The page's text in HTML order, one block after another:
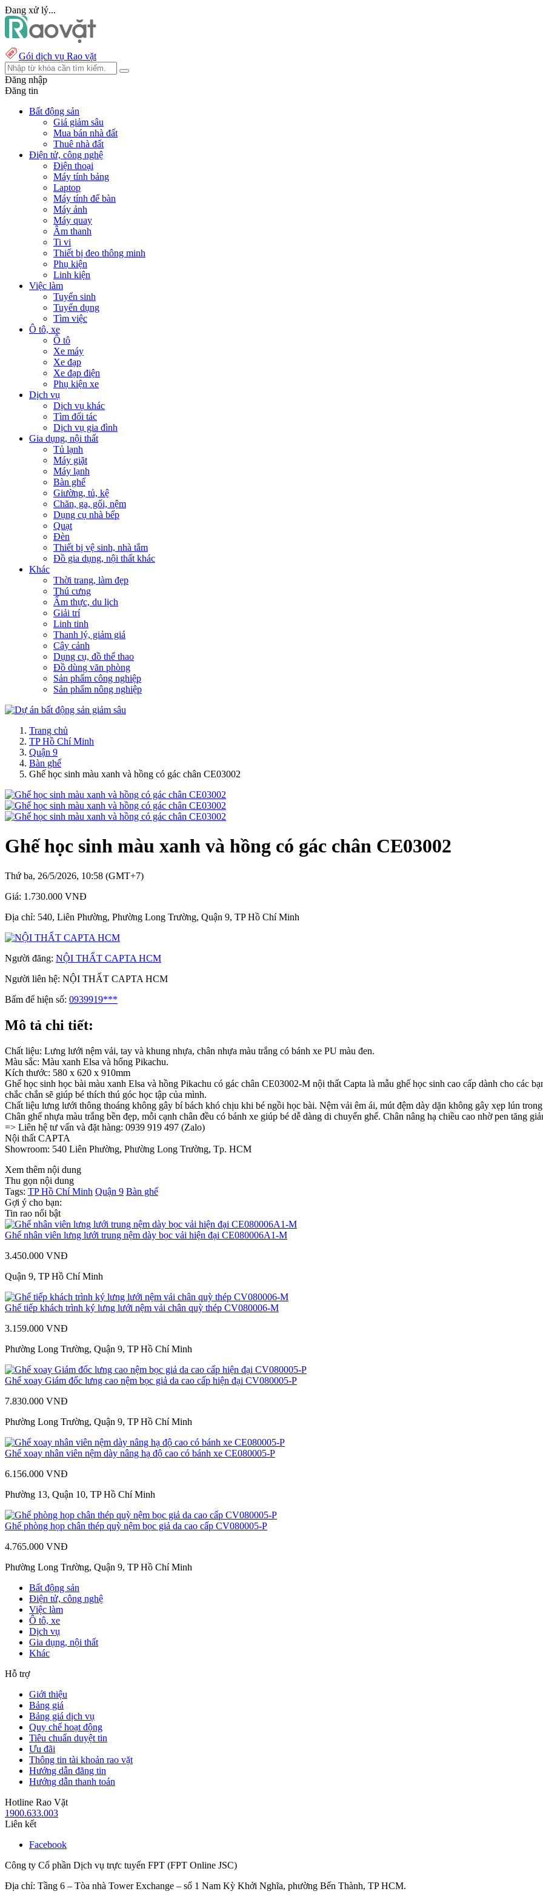
Đang xử lý...
Gói dịch vụ Rao vặt
Đăng nhập
Đăng tin
Bất động sản
Giá giảm sâu
Mua bán nhà đất
Thuê nhà đất
Điện tử, công nghệ
Điện thoại
Máy tính bảng
Laptop
Máy tính để bàn
Máy ảnh
Máy quay
Âm thanh
Ti vi
Thiết bị đeo thông minh
Phụ kiện
Linh kiện
Việc làm
Tuyển sinh
Tuyển dụng
Tìm việc
Ô tô, xe
Ô tô
Xe máy
Xe đạp
Xe đạp điện
Phụ kiện xe
Dịch vụ
Dịch vụ khác
Tìm đối tác
Dịch vụ gia đình
Gia dụng, nội thất
Tủ lạnh
Máy giặt
Máy lạnh
Bàn ghế
Giường, tủ, kệ
Chăn, ga, gối, nệm
Dụng cụ nhà bếp
Quạt
Đèn
Thiết bị vệ sinh, nhà tắm
Đồ gia dụng, nội thất khác
Khác
Thời trang, làm đẹp
Thú cưng
Ẩm thực, du lịch
Giải trí
Linh tinh
Thanh lý, giảm giá
Cây cảnh
Dụng cụ, đồ thể thao
Đồ dùng văn phòng
Sản phẩm công nghiệp
Sản phẩm nông nghiệp
Trang chủ
TP Hồ Chí Minh
Quận 9
Bàn ghế
Ghế học sinh màu xanh và hồng có gác chân CE03002
Ghế học sinh màu xanh và hồng có gác chân CE03002
Thứ ba, 26/5/2026, 10:58 (GMT+7)
Giá: 1.730.000 VNĐ
Địa chỉ: 540, Liên Phường, Phường Long Trường, Quận 9, TP Hồ Chí Minh
Người đăng: NỘI THẤT CAPTA HCM
Người liên hệ: NỘI THẤT CAPTA HCM
Bấm để hiện số: 0939919***
Mô tả chi tiết:
Chất liệu: Lưng lưới nệm vải, tay và khung nhựa, chân nhựa màu trắng có bánh xe PU màu đen.
Màu sắc: Màu xanh Elsa và hổng Pikachu.
Kích thước: 580 x 620 x 910mm
Ghế học sinh học bài màu xanh Elsa và hồng Pikachu có gác chân CE03002-M nội thất Capta là mẫu ghế học sinh cao cấp dành cho các
chắc chắn sẽ giúp bé thích thú góc học tập của mình.
Chất liệu lưng lưới thông thoáng không gây bí bách khó chịu khi bé ngồi học bài. Nệm vải êm ái, mút đệm dày dặn không gây xẹp lún
Chân ghế nhựa màu trắng bền đẹp, mỗi cạnh chân đều có bánh xe giúp bé dễ dàng di chuyển ghế. Chân nâng hạ chiều cao nhờ pen tăng
=> Liên hệ tư vấn và đặt hàng: 0939 919 497 (Zalo)
Nội thất CAPTA
Showroom: 540 Liên Phường, Phường Long Trường, Tp. HCM
Xem thêm nội dung
Thu gọn nội dung
Tags: TP Hồ Chí Minh Quận 9 Bàn ghế
Gợi ý cho bạn:
Tin rao nổi bật
Ghế nhân viên lưng lưới trung nệm dày bọc vải hiện đại CE080006A1-M
3.450.000 VNĐ
Quận 9, TP Hồ Chí Minh
Ghế tiếp khách trình ký lưng lưới nệm vải chân quỳ thép CV080006-M
3.159.000 VNĐ
Phường Long Trường, Quận 9, TP Hồ Chí Minh
Ghế xoay Giám đốc lưng cao nệm bọc giả da cao cấp hiện đại CV080005-P
7.830.000 VNĐ
Phường Long Trường, Quận 9, TP Hồ Chí Minh
Ghế xoay nhân viên nệm dày nâng hạ độ cao có bánh xe CE080005-P
6.156.000 VNĐ
Phường 13, Quận 10, TP Hồ Chí Minh
Ghế phòng họp chân thép quỳ nệm bọc giả da cao cấp CV080005-P
4.765.000 VNĐ
Phường Long Trường, Quận 9, TP Hồ Chí Minh
Bất động sản
Điện tử, công nghệ
Việc làm
Ô tô, xe
Dịch vụ
Gia dụng, nội thất
Khác
Hỗ trợ
Giới thiệu
Bảng giá
Bảng giá dịch vụ
Quy chế hoạt động
Tiêu chuẩn duyệt tin
Ưu đãi
Thông tin tài khoản rao vặt
Hướng dẫn đăng tin
Hướng dẫn thanh toán
Hotline Rao Vặt
1900.633.003
Liên kết
Facebook
Công ty Cổ phần Dịch vụ trực tuyến FPT (FPT Online JSC)
Địa chỉ: Tầng 6 – Tòa nhà Tower Exchange – số 1 Nam Kỳ Khởi Nghĩa, phường Bến Thành, TP HCM.